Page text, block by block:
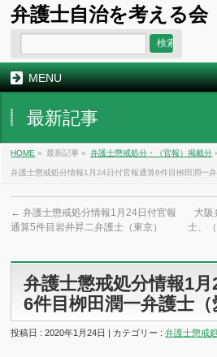
弁護士自治を考える会
MENU
最新記事
HOME » 最新記事 » 弁護士懲戒処分・（官報）掲載分
弁護士懲戒処分情報1月24日付官報通算6件目栁田潤一
← 弁護士懲戒処分情報1月24日付官報
通算5件目岩井昇二弁護士（東京）
大阪
士、
弁護士懲戒処分情報1
6件目栁田潤一弁護士（
投稿日 : 2020年1月24日 | カテゴリー :弁護士懲戒